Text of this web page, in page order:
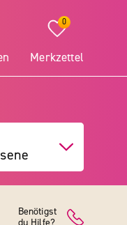
0
Merkzettel
Benötigst